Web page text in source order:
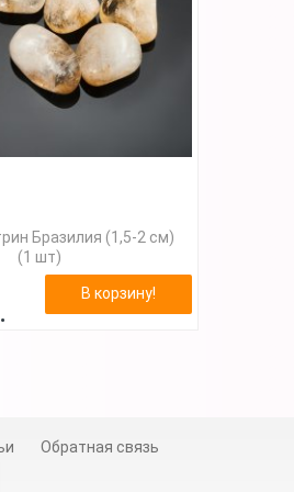
Бразилия (1,5-2 см)
(1 шт)
В корзину!
Обратная связь